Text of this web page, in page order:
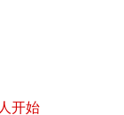
开始